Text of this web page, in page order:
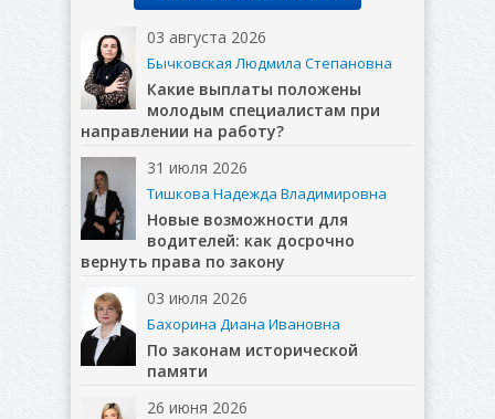
03 августа 2026
Бычковская Людмила Степановна
Какие выплаты положены
молодым специалистам при
направлении на работу?
31 июля 2026
Тишкова Надежда Владимировна
Новые возможности для
водителей: как досрочно
вернуть права по закону
03 июля 2026
Бахорина Диана Ивановна
По законам исторической
памяти
26 июня 2026